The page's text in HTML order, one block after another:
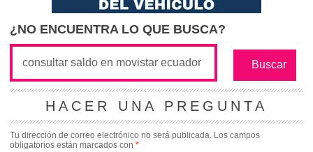
¿NO ENCUENTRA LO QUE BUSCA?
HACER UNA PREGUNTA
Tu dirección de correo electrónico no será publicada. Los campos
obligatorios están marcados con *